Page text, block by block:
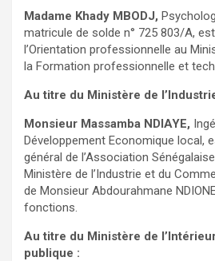
Madame Khady MBODJ,
matricule de solde n° 725 803/A,
l’Orientation professionnelle au
la Formation professionnelle et
Au titre du Ministère de
Monsieur Massamba NDIAYE,
Développement Economique local,
général de l’Association
Ministère de l’Industrie et du
de Monsieur Abdourahmane
fonctions.
Au titre du Ministère de
publique :